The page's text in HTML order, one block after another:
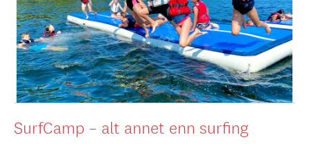
SurfCamp – alt annet enn surfing